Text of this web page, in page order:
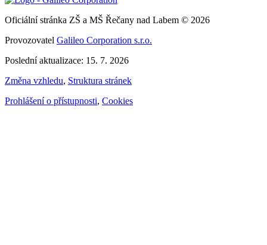
Oficiální stránka ZŠ a MŠ Řečany nad Labem © 2026
Provozovatel Galileo Corporation s.r.o.
Poslední aktualizace: 15. 7. 2026
Změna vzhledu, Struktura stránek
Prohlášení o přístupnosti, Cookies